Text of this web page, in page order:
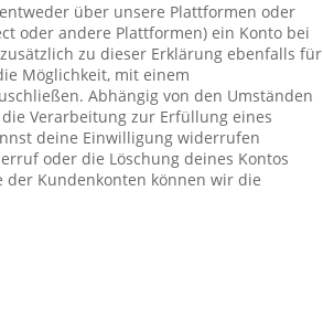
über unsere Plattformen oder
oder andere Plattformen) ein Konto bei
zu dieser Erklärung ebenfalls für
Möglichkeit, mit einem
Abhängig von den Umständen
Verarbeitung zur Erfüllung eines
deine Einwilligung widerrufen
oder die Löschung deines Kontos
der Kundenkonten können wir die